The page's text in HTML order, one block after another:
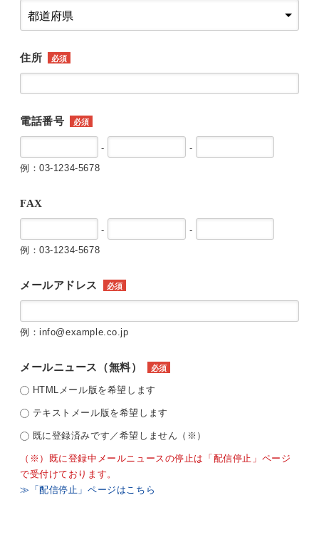
住所 必須
電話番号 必須
-
-
例：03-1234-5678
FAX
-
-
例：03-1234-5678
メールアドレス 必須
例：info@example.co.jp
メールニュース（無料） 必須
HTMLメール版を希望します
テキストメール版を希望します
既に登録済みです／希望しません（※）
（※）既に登録中メールニュースの停止は「配信停止」ページ
で受付けております。
≫「配信停止」ページはこちら